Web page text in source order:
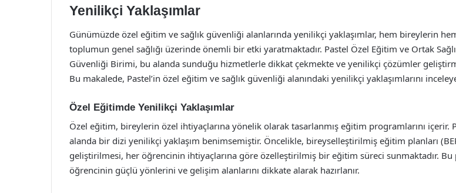
Yenilikçi Yaklaşımlar
Günümüzde özel eğitim ve sağlık güvenliği alanlarında yenilikçi yaklaşımlar, hem bireylerin
toplumun genel sağlığı üzerinde önemli bir etki yaratmaktadır. Pastel Özel Eğitim ve Ortak
Güvenliği Birimi, bu alanda sunduğu hizmetlerle dikkat çekmekte ve yenilikçi çözümler
Bu makalede, Pastel’in özel eğitim ve sağlık güvenliği alanındaki yenilikçi yaklaşımlarını
Özel Eğitimde Yenilikçi Yaklaşımlar
Özel eğitim, bireylerin özel ihtiyaçlarına yönelik olarak tasarlanmış eğitim programlarını içerir.
alanda bir dizi yenilikçi yaklaşım benimsemiştir. Öncelikle, bireyselleştirilmiş eğitim planları
geliştirilmesi, her öğrencinin ihtiyaçlarına göre özelleştirilmiş bir eğitim süreci sunmaktadır. Bu
öğrencinin güçlü yönlerini ve gelişim alanlarını dikkate alarak hazırlanır.